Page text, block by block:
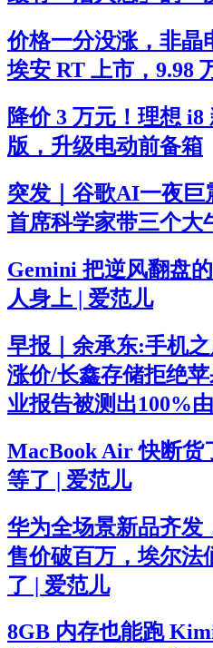
价格一分没涨，非晶
埃安 RT 上市，9.98
降价 3 万元！理想
版，升级电动前备箱
突发｜谷歌AI一夜巨
首席科学家带三个大
Gemini 把逆风翻盘
人身上 | 爱范儿
早报｜余承东:手机
涨价/长鑫存储拒绝
业报告被测出100%
MacBook Air 快断货
等了 | 爱范儿
华为全场景新品齐发
售价破百万，埃尔法
了 | 爱范儿
8GB 内存也能跑